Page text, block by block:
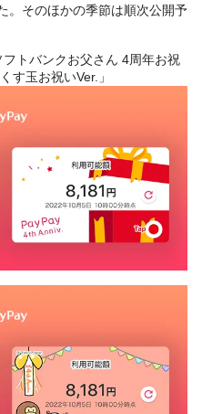
。そのほかの季節は順次公開予
トバンクお父さん 4周年お祝
す玉お祝いVer.」